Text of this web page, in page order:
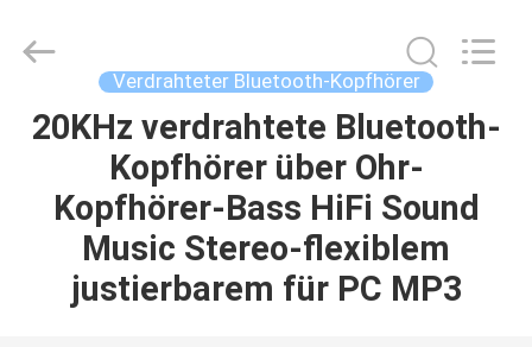
HAUS
PRODUKTE
ÜBER
Co,ltd.
Verdrahteter Bluetooth-Kopfhörer
20KHz verdrahtete Bluetooth-
Kopfhörer über Ohr-
Kopfhörer-Bass HiFi Sound
Music Stereo-flexiblem
justierbarem für PC MP3